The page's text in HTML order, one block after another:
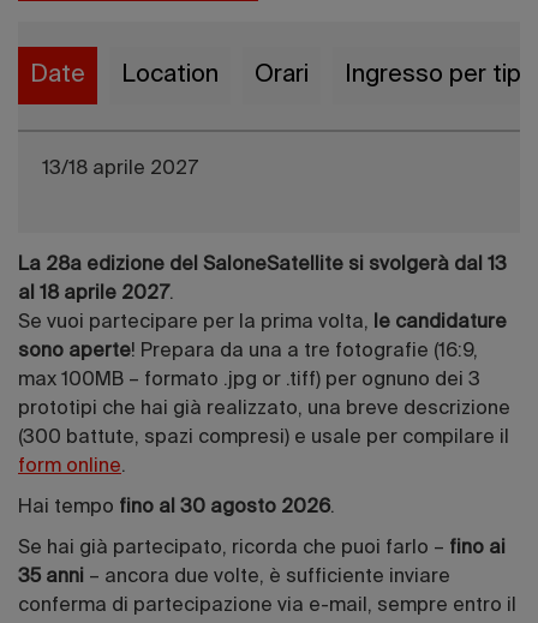
Date Location Orari Ingresso per
13/18 aprile 2027
La 28a edizione del SaloneSatellite si svolgerà dal 13
al 18 aprile 2027.
Se vuoi partecipare per la prima volta,
le candidature
sono aperte! Prepara da una a tre fotografie (16:9,
max 100MB – formato .jpg or .tiff) per ognuno dei 3
prototipi che hai già realizzato, una breve descrizione
(300 battute, spazi compresi) e usale per compilare il
form online.
Hai tempo fino al 30 agosto 2026.
Se hai già partecipato, ricorda che puoi farlo – fino ai
35 anni – ancora due volte, è sufficiente inviare
conferma di partecipazione via e-mail, sempre entro il